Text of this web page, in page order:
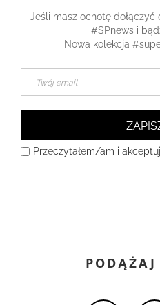
Jeśli masz ochotę dołączyć
#SPnews i
Nowa kolekcja
Przeczytałem/am i